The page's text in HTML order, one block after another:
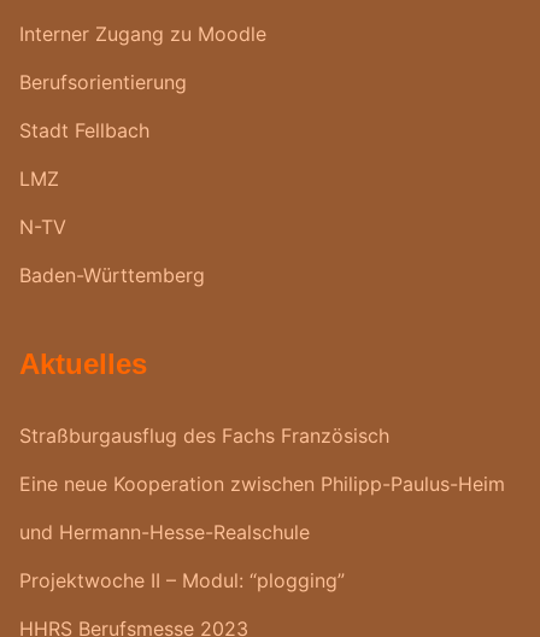
Interner Zugang zu Moodle
Berufsorientierung
Stadt Fellbach
LMZ
N-TV
Baden-Württemberg
Aktuelles
Straßburgausflug des Fachs Französisch
Eine neue Kooperation zwischen Philipp-Paulus-Heim
und Hermann-Hesse-Realschule
Projektwoche II – Modul: “plogging”
HHRS Berufsmesse 2023